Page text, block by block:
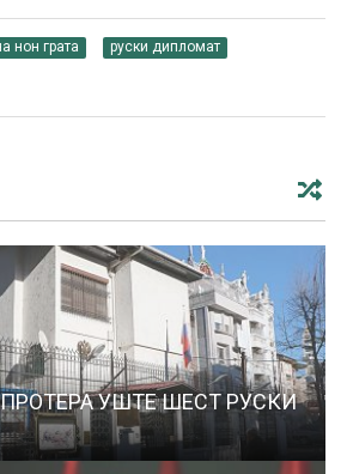
нон грата руски дипломат
УШТЕ ШЕСТ РУСКИ